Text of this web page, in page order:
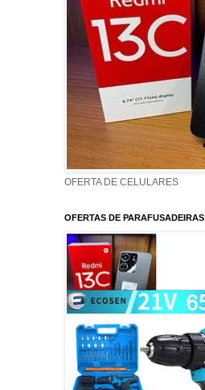
OFERTA DE CELULARES
OFERTAS DE PARAFUSADEIRAS